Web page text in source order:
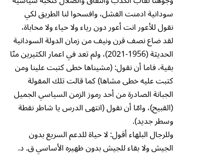
سودانية ادمنت الفشل، وافسحوا لنا الطريق لكي
نقول للأعور انت أعور دون رياء ولا حياء ولا محاباة،
لقد ضاع نصف قرن ونيف من زمان الدولة السودانية
الحديثة (1956-2021)، ولم تعد في اعمار الكثيرين منّا
بقية، فاما أن نقول: (مشيناها خطى كتبت علينا ومن
كتبت عليه خطى مشاها) كما قالت تلك المقولة
الجبانة الصادرة من أحد رموز الزمن السياسي الجميل
(القبيح)، وامّا أن نقول (انتهى الدرس يا شاطر نقطة
وسطر جديد).
وللرجال البلهاء أقول: لا حياة للدعم السريع بدون
الجيش ولا بقاء للجيش بدون ظهيره الأساسي ق. د.